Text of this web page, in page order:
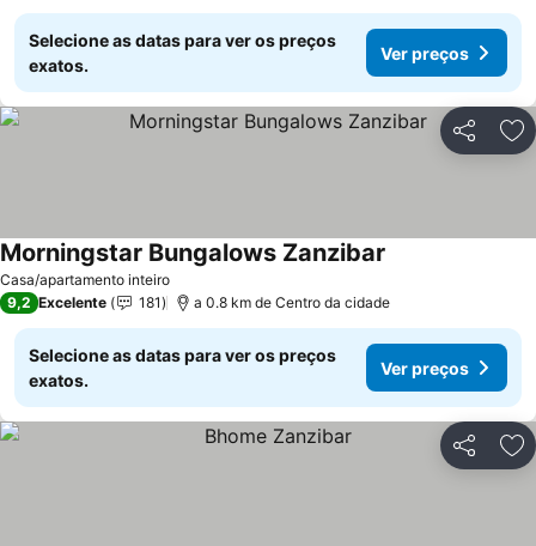
Selecione as datas para ver os preços
exatos.
Ver preços
Partilhar
Casa/apartamento inteiro
Morningstar Bungalows Zanzibar
9,2 Excelente 181 a 0.8 km de Centro da cidade
Selecione as datas para ver os preços
exatos.
Ver preços
Partilhar